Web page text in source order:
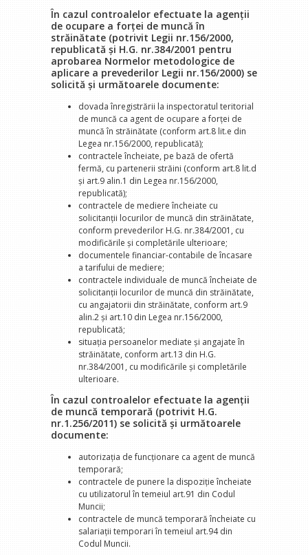
În cazul controalelor efectuate la agenţii
de ocupare a forţei de muncă în
străinătate (potrivit Legii nr.156/2000,
republicată şi H.G. nr.384/2001 pentru
aprobarea Normelor metodologice de
aplicare a prevederilor Legii nr.156/2000) se
solicită şi următoarele documente:
dovada înregistrării la inspectoratul teritorial
de muncă ca agent de ocupare a forţei de
muncă în străinătate (conform art.8 lit.e din
Legea nr.156/2000, republicată);
contractele încheiate, pe bază de ofertă
fermă, cu partenerii străini (conform art.8 lit.d
şi art.9 alin.1 din Legea nr.156/2000,
republicată);
contractele de mediere încheiate cu
solicitanţii locurilor de muncă din străinătate,
conform prevederilor H.G. nr.384/2001, cu
modificările şi completările ulterioare;
documentele financiar-contabile de încasare
a tarifului de mediere;
contractele individuale de muncă încheiate de
solicitanţii locurilor de muncă din străinătate,
cu angajatorii din străinătate, conform art.9
alin.2 şi art.10 din Legea nr.156/2000,
republicată;
situaţia persoanelor mediate şi angajate în
străinătate, conform art.13 din H.G.
nr.384/2001, cu modificările şi completările
ulterioare.
În cazul controalelor efectuate la agenţii
de muncă temporară (potrivit H.G.
nr.1.256/2011) se solicită şi următoarele
documente:
autorizaţia de funcţionare ca agent de muncă
temporară;
contractele de punere la dispoziţie încheiate
cu utilizatorul în temeiul art.91 din Codul
Muncii;
contractele de muncă temporară încheiate cu
salariaţii temporari în temeiul art.94 din
Codul Muncii.